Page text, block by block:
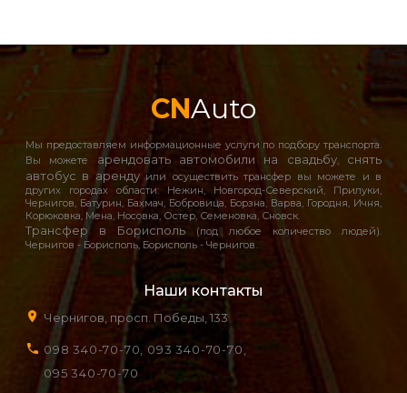
CNAuto
Мы предоставляем информационные услуги по подбору транспорта.
Вы можете арендовать автомобили на свадьбу, снять
автобус в арендуили осуществить трансфер вы можете и в
других городах области: Нежин, Новгород-Северский, Прилуки,
Чернигов, Батурин, Бахмач, Бобровица, Борзна, Варва, Городня, Ичня,
Корюковка, Мена, Носовка, Остер, Семеновка, Сновск.
Трансфер в Борисполь (под любое количество людей).
Чернигов - Борисполь, Борисполь - Чернигов.
Наши контакты
Чернигов, просп. Победы, 133
098 340-70-70,
093 340-70-70,
095 340-70-70